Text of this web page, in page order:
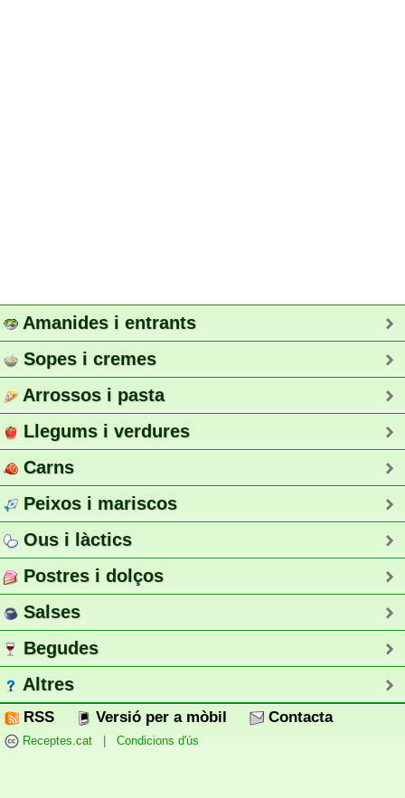
Amanides i entrants
Sopes i cremes
Arrossos i pasta
Llegums i verdures
Carns
Peixos i mariscos
Ous i làctics
Postres i dolços
Salses
Begudes
Altres
RSS Versió per a mòbil Contacta
Receptes.cat Condicions d'ús